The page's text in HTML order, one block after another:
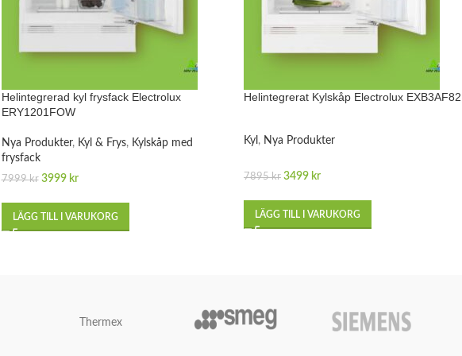
Helintegrerad kyl frysfack Electrolux
ERY1201FOW
Nya Produkter, Kyl & Frys, Kylskåp med
frysfack
7999kr 3999 kr
LÄGG TILL I VARUKORG
Helintegrerat Kylskåp Electrolux
Kyl , Nya Produkter
7895kr 3499 kr
LÄGG TILL I VARUKORG
Thermex